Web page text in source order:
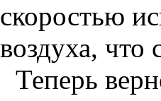
скоростью
воздуха, что
Теперь